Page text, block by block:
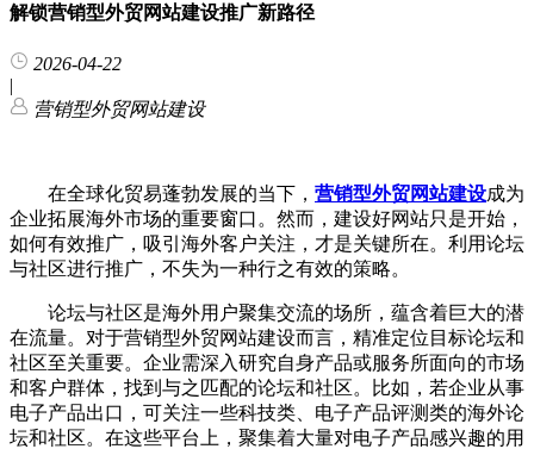
解锁营销型外贸网站建设推广新路径
2026-04-22
|
营销型外贸网站建设
在全球化贸易蓬勃发展的当下， 营销型外贸网站建设成为
企业拓展海外市场的重要窗口。然而，建设好网站只是开始，
如何有效推广，吸引海外客户关注，才是关键所在。利用论坛
与社区进行推广，不失为一种行之有效的策略。
论坛与社区是海外用户聚集交流的场所，蕴含着巨大的潜
在流量。对于营销型外贸网站建设而言，精准定位目标论坛和
社区至关重要。企业需深入研究自身产品或服务所面向的市场
和客户群体，找到与之匹配的论坛和社区。比如，若企业从事
电子产品出口，可关注一些科技类、电子产品评测类的海外论
坛和社区。在这些平台上，聚集着大量对电子产品感兴趣的用